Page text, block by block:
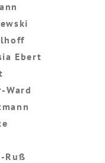
Ebert
Ward
Ruß